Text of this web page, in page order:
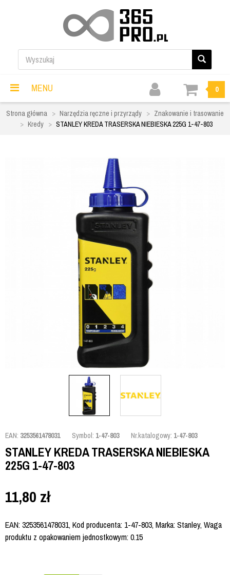
MENU 0
Strona główna Narzędzia ręczne i przyrządy
Znakowanie i trasowanie
Kredy
STANLEY KREDA TRASERSKA NIEBIESKA 225G 1-47-803
EAN: 3253561478031 Symbol: 1-47-803 Nr.katalogowy: 1-47-803
STANLEY KREDA TRASERSKA NIEBIESKA
225G 1-47-803
11,80 zł
EAN: 3253561478031, Kod producenta: 1-47-803, Marka: Stanley, Waga
produktu z opakowaniem jednostkowym: 0.15